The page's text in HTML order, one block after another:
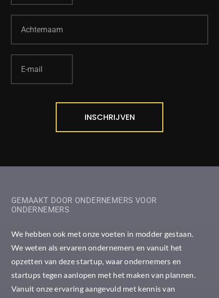
INSCHRIJVEN
GEMAAKT DOOR ONDERNEMERS VOOR
ONDERNEMERS
We hebben ook met onze voeten in modder gestaan.
We weten als ervaren ondernemers en vanuit het
opzetten van deze startup, waar ondernemers en
startups tegen aanlopen met het maken van plannen.
Vanuit onze ervaring aangevuld met kennis van